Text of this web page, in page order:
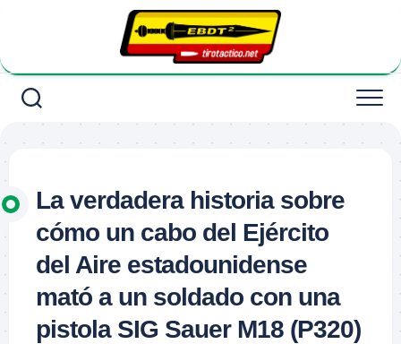
La verdadera historia sobre
cómo un cabo del Ejército
del Aire estadounidense
mató a un soldado con una
pistola SIG Sauer M18 (P320)